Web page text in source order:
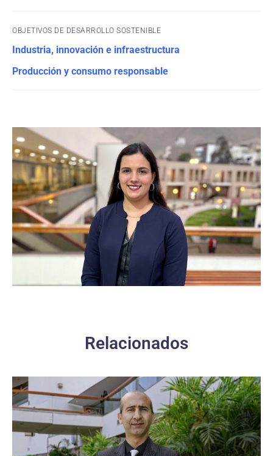
OBJETIVOS DE DESARROLLO SOSTENIBLE
Industria, innovación e infraestructura
Producción y consumo responsable
Relacionados